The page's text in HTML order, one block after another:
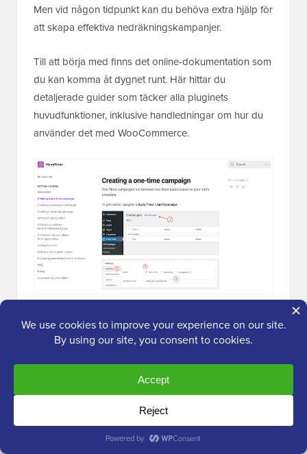
Men vid någon tidpunkt kan du behöva extra hjälp för
att skapa effektiva nedräkningskampanjer.
Till att börja med finns det online-dokumentation som
du kan komma åt dygnet runt. Här hittar du
detaljerade guider som täcker alla pluginets
huvudfunktioner, inklusive handledningar om hur du
använder det med WooCommerce.
Föredrar du personlig support? Då kan du skicka en
biljett och en medlem av HurryTimer-teamet kommer
Ännu bättre, du kan skicka in en supportförfrågan
oavsett om du använder gratis- eller premiumpluginet.
Var bara medveten om att premium-användare får
prioriterad support.